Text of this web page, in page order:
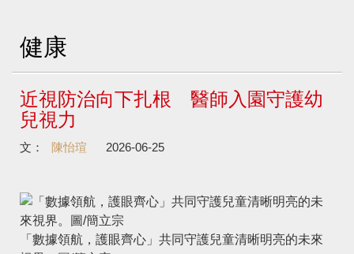
健康
近視防治向下扎根 醫師入園守護幼
兒視力
文： 陳怡瑄 2026-06-25
「數據領航，護眼齊心」共同守護兒童清晰明亮的未來